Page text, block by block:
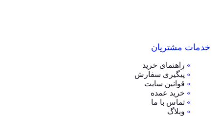
خدمات مشتریان
» راهنمای خرید
» پیگیری سفارش
» قوانین سایت
» خرید عمده
» تماس با ما
» وبلاگ